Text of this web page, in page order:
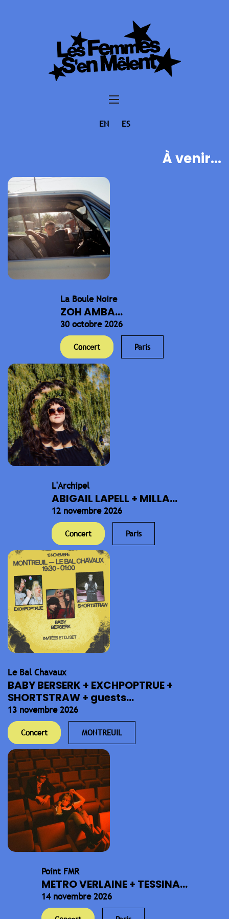
EN ES
À venir...
La Boule Noire
ZOH AMBA...
30 octobre 2026
Concert Paris
L'Archipel
ABIGAIL LAPELL + MILLA...
12 novembre 2026
Concert Paris
Le Bal Chavaux
BABY BERSERK + EXCHPOPTRUE +
SHORTSTRAW + guests...
13 novembre 2026
Concert MONTREUIL
Point FMR
METRO VERLAINE + TESSINA...
14 novembre 2026